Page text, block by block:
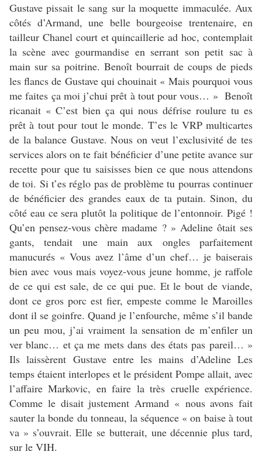
Gustave pissait le sang sur la moquette immaculée. Aux
côtés d’Armand, une belle bourgeoise trentenaire, en
tailleur Chanel court et quincaillerie ad hoc, contemplait
la scène avec gourmandise en serrant son petit sac à
main sur sa poitrine. Benoît bourrait de coups de pieds
les flancs de Gustave qui chouinait « Mais pourquoi vous
me faites ça moi j’chui prêt à tout pour vous… » Benoît
ricanait « C’est bien ça qui nous défrise roulure tu es
prêt à tout pour tout le monde. T’es le VRP multicartes
de la balance Gustave. Nous on veut l’exclusivité de tes
services alors on te fait bénéficier d’une petite avance sur
recette pour que tu saisisses bien ce que nous attendons
de toi. Si t’es réglo pas de problème tu pourras continuer
de bénéficier des grandes eaux de ta putain. Sinon, du
côté eau ce sera plutôt la politique de l’entonnoir. Pigé !
Qu’en pensez-vous chère madame ? » Adeline ôtait ses
gants, tendait une main aux ongles parfaitement
manucurés « Vous avez l’âme d’un chef… je baiserais
bien avec vous mais voyez-vous jeune homme, je raffole
de ce qui est sale, de ce qui pue. Et le bout de viande,
dont ce gros porc est fier, empeste comme le Maroilles
dont il se goinfre. Quand je l’enfourche, même s’il bande
un peu mou, j’ai vraiment la sensation de m’enfiler un
ver blanc… et ça me mets dans des états pas pareil… »
Ils laissèrent Gustave entre les mains d’Adeline Les
temps étaient interlopes et le président Pompe allait, avec
l’affaire Markovic, en faire la très cruelle expérience.
Comme le disait justement Armand « nous avons fait
sauter la bonde du tonneau, la séquence « on baise à tout
va » s’ouvrait. Elle se butterait, une décennie plus tard,
sur le VIH.